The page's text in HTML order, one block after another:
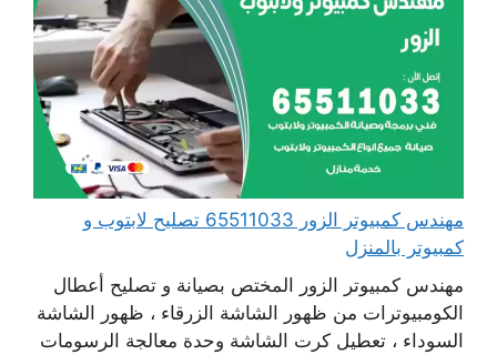
مهندس كمبيوتر الزور 65511033 تصليح لابتوب و
كمبيوتر بالمنزل
مهندس كمبيوتر الزور المختص بصيانة و تصليح أعطال
الكومبيوترات من ظهور الشاشة الزرقاء ، ظهور الشاشة
السوداء ، تعطيل كرت الشاشة وحدة معالجة الرسومات